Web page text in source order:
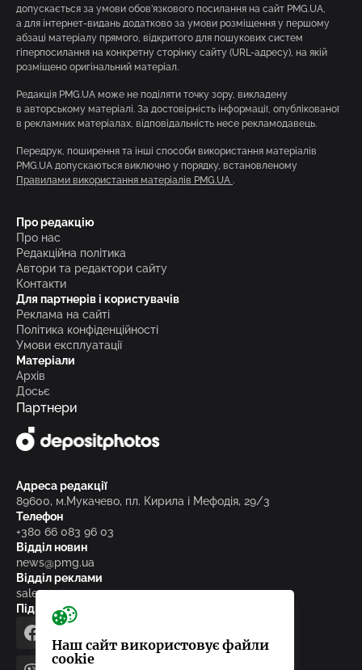
допускається за умови обов’язкового посилання на сайт PMG.UA,
а для інтернет-видань додатково за умови розміщення у першому
абзаці матеріалу прямого, відкритого для пошукових систем
гіперпосилання на конкретну сторінку сайту (URL-адресу), на якій
розміщено оригінальний матеріал.
Редакція PMG.UA може не поділяти точку зору, викладену
в авторському матеріалі. За достовірність інформації, опублікованої
в рекламних матеріалах, відповідальність несе рекламодавець.
Передрук, поширення та інші способи використання матеріалів
PMG.UA допускаються виключно у порядку, встановленому
Правилами використання матеріалів PMG.UA .
Про редакцію
Про нас
Редакційна політика
Автори та редактори сайту
Контакти
Для партнерів і користувачів
Реклама на сайті
Політика конфіденційності
Умови експлуатації
Матеріали
Архів
Досьє
Партнери
Адреса редакції
89600, м.Мукачево, пл. Кирила і Мефодія, 29/3
Телефон
+380 66 083 96 03
Відділ новин
news@pmg.ua
Відділ реклами
sales@pmg.ua
Підписуйтесь на нас у соціальних мережах
facebooktelegram
Наш сайт використовує файли
cookie